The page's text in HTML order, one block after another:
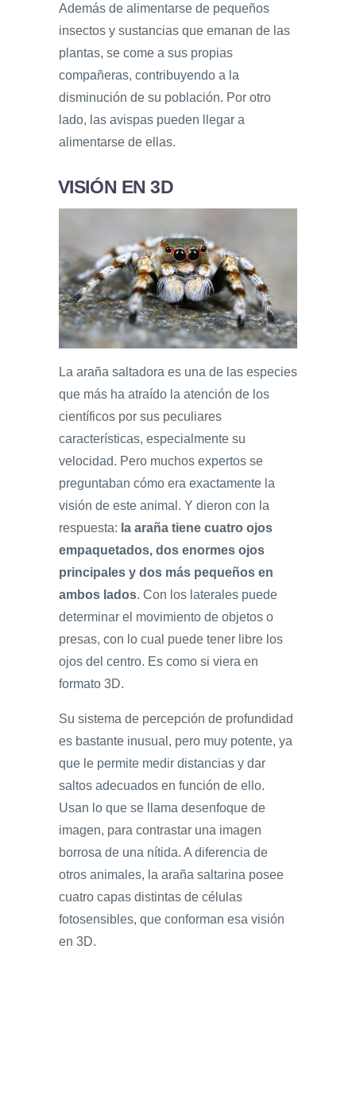
Además de alimentarse de pequeños
insectos y sustancias que emanan de las
plantas, se come a sus propias
compañeras, contribuyendo a la
disminución de su población. Por otro
lado, las avispas pueden llegar a
alimentarse de ellas.
VISIÓN EN 3D
La araña saltadora es una de las especies
que más ha atraído la atención de los
científicos por sus peculiares
características, especialmente su
velocidad. Pero muchos expertos se
preguntaban cómo era exactamente la
visión de este animal. Y dieron con la
respuesta: la araña tiene cuatro ojos
empaquetados, dos enormes ojos
principales y dos más pequeños en
ambos lados. Con los laterales puede
determinar el movimiento de objetos o
presas, con lo cual puede tener libre los
ojos del centro. Es como si viera en
formato 3D.
Su sistema de percepción de profundidad
es bastante inusual, pero muy potente, ya
que le permite medir distancias y dar
saltos adecuados en función de ello.
Usan lo que se llama desenfoque de
imagen, para contrastar una imagen
borrosa de una nítida. A diferencia de
otros animales, la araña saltarina posee
cuatro capas distintas de células
fotosensibles, que conforman esa visión
en 3D.